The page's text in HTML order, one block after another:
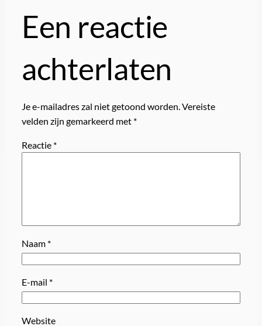
Een reactie
achterlaten
Je e-mailadres zal niet getoond worden.Vereiste
velden zijn gemarkeerd met *
Reactie *
Naam *
E-mail *
Website